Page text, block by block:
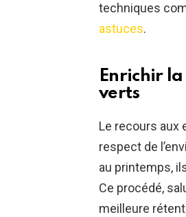
techniques
astuces.
Enrichir
verts
Le recours aux
respect de
au printemps,
Ce procédé,
meilleure